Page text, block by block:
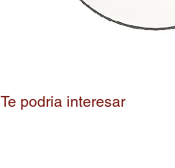
Te podria interesar